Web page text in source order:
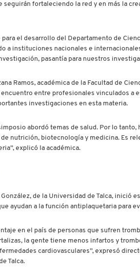
seguirán fortaleciendo la red y en más la
para el desarrollo del Departamento de
a instituciones nacionales e
pasantía para nuestros
Ramos, académica de la Facultad de
entre profesionales vinculados a
investigaciones en esta materia.
abordó temas de salud. Por lo
nutrición, biotecnología y medicina. Es
explicó la académica.
González, de la Universidad de Talca,
ayudan a la función antiplaquetaria para
en el país de personas que sufren
la gente tiene menos infartos y
cardiovasculares”, expresó
Talca.